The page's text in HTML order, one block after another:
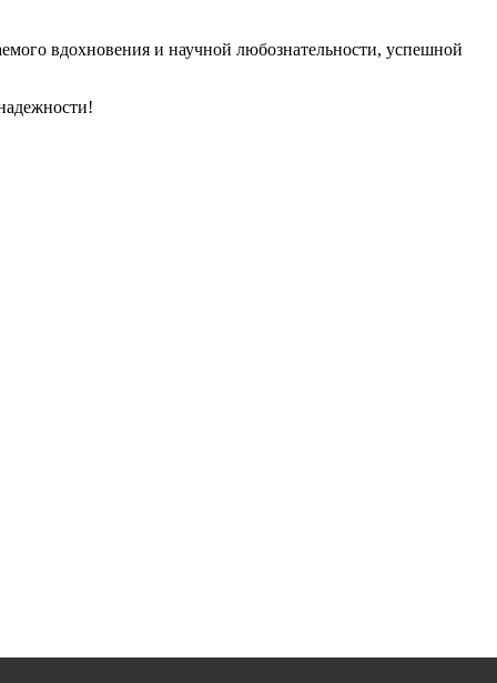
вдохновения и научной любознательности, успешной